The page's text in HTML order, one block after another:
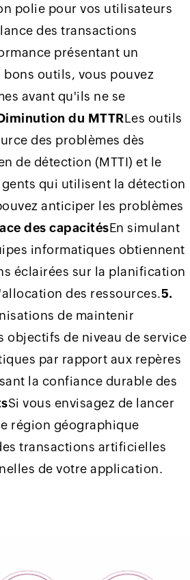
polie pour vos utilisateurs
des transactions
présentant un
outils, vous pouvez
avant qu'ils ne se
du MTTRLes outils
des problèmes dès
de détection (MTTI) et le
qui utilisent la détection
anticiper les problèmes
des capacitésEn simulant
informatiques obtiennent
éclairées sur la planification
des ressources.5.
de maintenir
objectifs de niveau de service
par rapport aux repères
la confiance durable des
Si vous envisagez de lancer
région géographique
transactions artificielles
de votre application.